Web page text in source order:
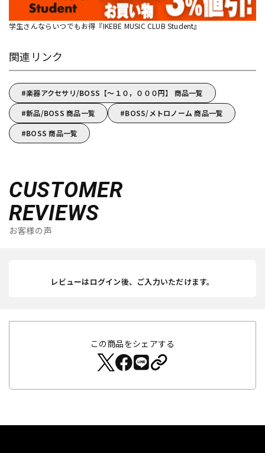
学生さんならいつでもお得『IKEBE MUSIC CLUB Student』
関連リンク
楽器アクセサリ/BOSS【～１０，０００円】 商品一覧
新品/BOSS 商品一覧
BOSS/メトロノーム 商品一覧
BOSS 商品一覧
CUSTOMER
REVIEWS
お客様の声
レビューはログイン後、ご入力いただけます。
この商品をシェアする